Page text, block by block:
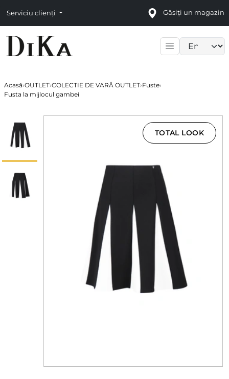
Serviciu clienți Găsiți un magazin
Acasă›OUTLET›COLECTIE DE VARĂ OUTLET›Fuste›
Fusta la mijlocul gambei
TOTAL LOOK